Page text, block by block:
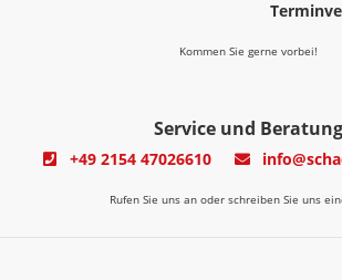
Kommen Sie gerne vorbei!
Service und Beratung
+49 2154 47026610
Rufen Sie uns an oder schreiben Sie uns